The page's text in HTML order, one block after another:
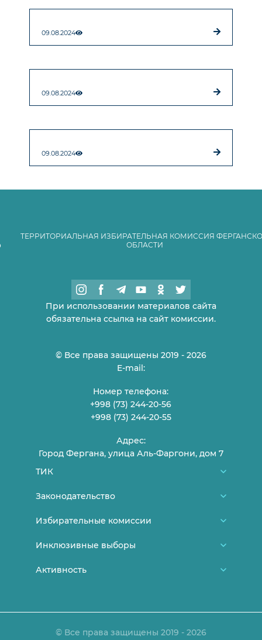
09.08.2024
09.08.2024
09.08.2024
ТЕРРИТОРИАЛЬНАЯ ИЗБИРАТЕЛЬНАЯ КОМИССИЯ
ОБЛАСТИ
При использовании материалов сайта
обязательна ссылка на сайт комиссии.
© Все права защищены 2019 - 2026
E-mail:
Номер телефона:
+998 (73) 244-20-56
+998 (73) 244-20-55
Адрес:
Город Фергана, улица Аль-Фаргони, дом 7
ТИК
О нас
Контакты
Законодательство
Конституция Узбекистана
Постановления ТИК
Избирательные комиссии
Районные/городские избирательные
Инклюзивные выборы
Выборы и молодежь
Законодательство
Активность
Объявления
Порядок аккредитации СМИ
© Все права защищены 2019 - 2026